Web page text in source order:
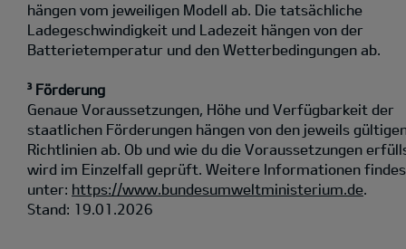
hängen vom jeweiligen Modell ab. Die tatsächliche
Ladegeschwindigkeit und Ladezeit hängen von der
Batterietemperatur und den Wetterbedingungen ab.
³ Förderung
Genaue Voraussetzungen, Höhe und Verfügbarkeit der
staatlichen Förderungen hängen von den jeweils
Richtlinien ab. Ob und wie du die Voraussetzungen
wird im Einzelfall geprüft. Weitere Informationen
unter: https://www.bundesumweltministerium.de.
Stand: 19.01.2026